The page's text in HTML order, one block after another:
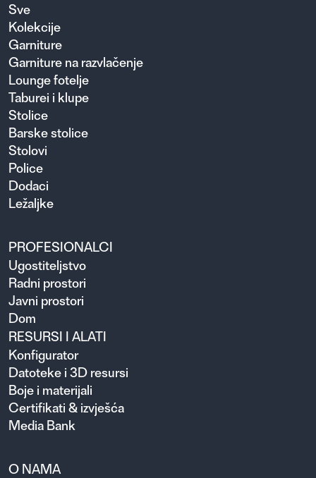
Sve
Kolekcije
Garniture
Garniture na razvlačenje
Lounge fotelje
Taburei i klupe
Stolice
Barske stolice
Stolovi
Police
Dodaci
Ležaljke
PROFESIONALCI
Ugosti­teljstvo
Radni prostori
Javni prostori
Dom
RESURSI I ALATI
Konfigurator
Datoteke i 3D resursi
Boje i materijali
Certifikati & izvješća
Media Bank
O NAMA